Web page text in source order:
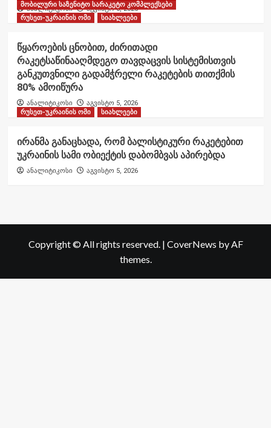
ანალიტიკოსი აგვისტო 6, 2026
მობილური საზენიტო სარაკეტო კომპლექსები
რუსეთ-უკრაინის ომი
სიახლეები
წყაროების ცნობით, ძირითადი
რაკეტსაწინააღმდეგო თავდაცვის სისტემისთვის
განკუთვნილი გადამჭრელი რაკეტების თითქმის
80% ამოიწურა
ანალიტიკოსი
აგვისტო 5, 2026
რუსეთ-უკრაინის ომი
სიახლეები
ირანმა განაცხადა, რომ ბალისტიკური რაკეტებით
უკრაინის სამი ობიექტის დაბომბვას აპირებდა
ანალიტიკოსი აგვისტო 5, 2026
Copyright © All rights reserved. | CoverNews by AF
themes.